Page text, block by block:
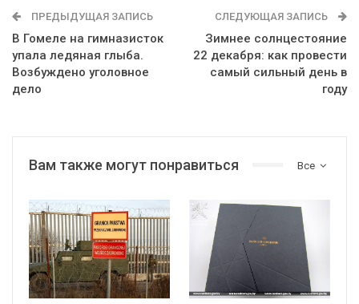
ПРЕДЫДУЩАЯ ЗАПИСЬ
В Гомеле на гимназисток
упала ледяная глыба.
Возбуждено уголовное
дело
СЛЕДУЮЩАЯ ЗАПИСЬ
Зимнее солнцестояние
22 декабря: как провести
самый сильный день в
году
Все
Вам также могут понравиться